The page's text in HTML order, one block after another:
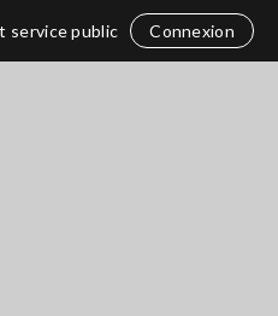
service public Connexion